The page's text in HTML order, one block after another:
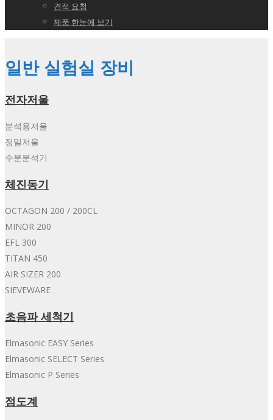
견적 요청
제품 한눈에 보기
일반 실험실 장비
전자저울
분석용저울
정밀저울
수분분석기
체진동기
OCTAGON 200 / 200CL
MINOR 200
EFL 300
TITAN 450
AIR SIZER 200
SIEVEWARE
초음파 세척기
Elmasonic EASY Series
Elmasonic SELECT Series
Elmasonic P Series
점도계